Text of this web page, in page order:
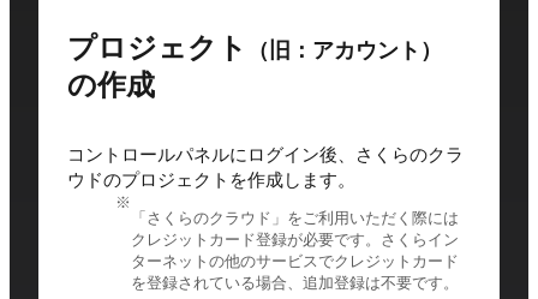
プロジェクト （旧：アカウント）
の作成
コントロールパネルにログイン後、さくらのクラ
ウドのプロジェクトを作成します。
「さくらのクラウド」をご利用いただく際には
クレジットカード登録が必要です。さくらイン
ターネットの他のサービスでクレジットカード
を登録されている場合、追加登録は不要です。